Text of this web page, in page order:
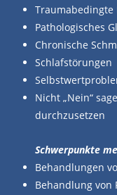
Traumabedingte
Pathologisches
Chronische
Schlafstörungen
Nicht „Nein“
durchzusetzen
Schwerpunkte
Behandlungen
Behandlung von